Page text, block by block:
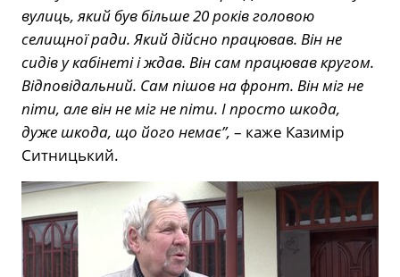
вулиць, який був більше 20 років головою
селищної ради. Який дійсно працював. Він не
сидів у кабінеті і ждав. Він сам працював кругом.
Відповідальний. Сам пішов на фронт. Він міг не
піти, але він не міг не піти. І просто шкода,
дуже шкода, що його немає”, – каже Казимір
Ситницький.